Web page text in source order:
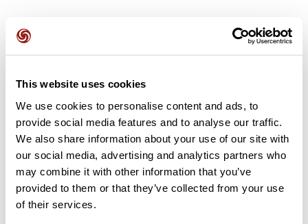
This website uses cookies
We use cookies to personalise content and ads, to
provide social media features and to analyse our traffic.
We also share information about your use of our site with
our social media, advertising and analytics partners who
may combine it with other information that you’ve
provided to them or that they’ve collected from your use
of their services.
Opiniones de los usuarios
Este recorrido aún no contiene opiniones. ¿Ya lo has
Añadir una opinión